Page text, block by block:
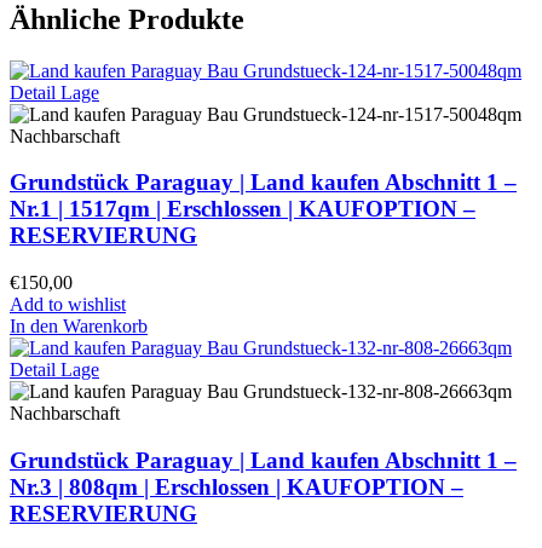
Ähnliche Produkte
Grundstück Paraguay | Land kaufenAbschnitt 1 –
Nr.1 | 1517qm | Erschlossen | KAUFOPTION –
RESERVIERUNG
€150,00
Add to wishlist
In den Warenkorb
Grundstück Paraguay | Land kaufen Abschnitt 1 –
Nr.3 | 808qm | Erschlossen | KAUFOPTION –
RESERVIERUNG